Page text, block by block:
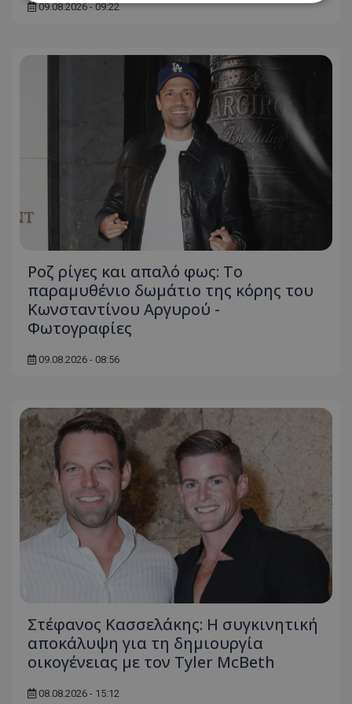
09.08.2026 - 09:22
Ροζ ρίγες και απαλό φως: Το
παραμυθένιο δωμάτιο της κόρης του
Κωνσταντίνου Αργυρού -
Φωτογραφίες
09.08.2026 - 08:56
Στέφανος Κασσελάκης: Η συγκινητική
αποκάλυψη για τη δηµιουργία
οικογένειας με τον Tyler McBeth
08.08.2026 - 15:12
Στόχευσης
Λειτουργικότητας
Μη ταξινομημένα
Τα απολύτως απαραίτητα cookies επιτρέπουν
βασικές λειτουργίες του ιστότοπου, όπως τη
σύνδεση χρήστη και τη διαχείριση λογαριασμού.
Ο ιστότοπος δεν μπορεί να χρησιμοποιηθεί σωστά
χωρίς τα απολύτως απαραίτητα cookies.
Ονοματεπώνυμο
Προμηθευτής
usprivacy
.lifenewscy.tothemaonline.com
VISITOR_PRIVACY_METADATA
.youtube.com